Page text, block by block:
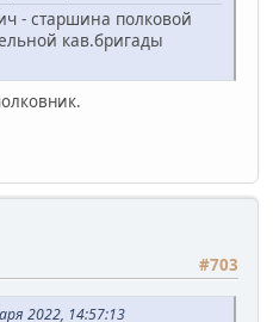
- старшина полковой
кав.бригады
#703
2022, 14:57:13